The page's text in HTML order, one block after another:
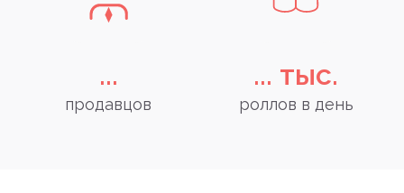
...
продавцов
... тыс.
роллов в день